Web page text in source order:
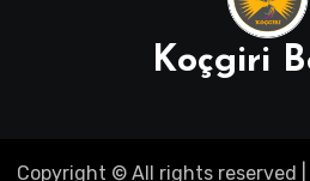
Koçgiri
Copyright © All rights reserved